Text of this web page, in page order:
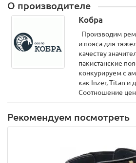
О производителе
Кобра
Производим
и пояса для
качеству
пакистанские
конкурируем с
как Inzer, Titan и
Соотношение
Рекомендуем посмотреть